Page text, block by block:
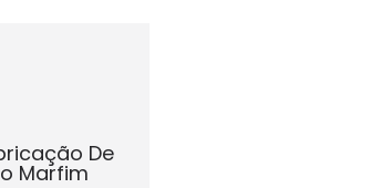
De
Marfim